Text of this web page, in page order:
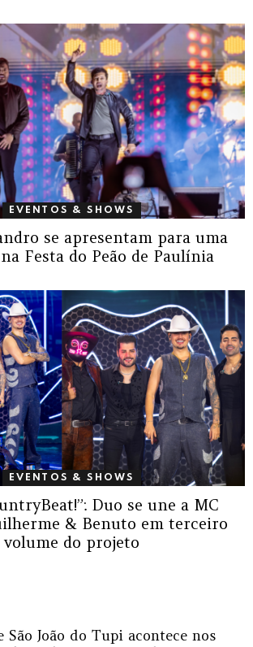
EVENTOS & SHOWS
se apresentam para uma
Festa do Peão de Paulínia
EVENTOS & SHOWS
Duo se une a MC
& Benuto em terceiro
volume do projeto
São João do Tupi acontece nos